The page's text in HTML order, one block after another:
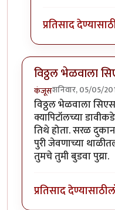
प्रतिसाद
विठ्ठल भेळवाला
कंजूसशनिवार, 05/05/
विठ्ठल भेळवाला
क्यापिटॉलच्या
तिथे होता. सरळ
पुरी जेवणाच्या
तुमचे तुमी बुडवा पुय्रा.
प्रतिसाद देण्यासाठी